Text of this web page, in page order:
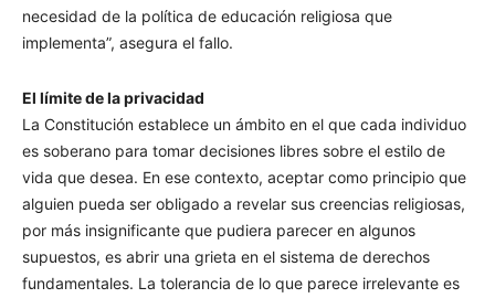
necesidad de la política de educación religiosa que
implementa”, asegura el fallo.
El límite de la privacidad
La Constitución establece un ámbito en el que cada individuo
es soberano para tomar decisiones libres sobre el estilo de
vida que desea. En ese contexto, aceptar como principio que
alguien pueda ser obligado a revelar sus creencias religiosas,
por más insignificante que pudiera parecer en algunos
supuestos, es abrir una grieta en el sistema de derechos
fundamentales. La tolerancia de lo que parece irrelevante es